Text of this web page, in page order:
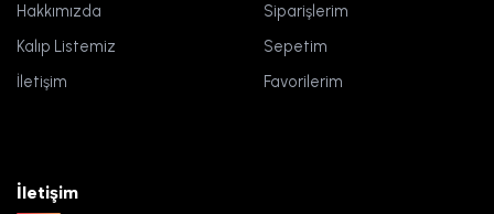
Hakkımızda
Kalıp Listemiz
İletişim
Siparişlerim
Sepetim
Favorilerim
İletişim